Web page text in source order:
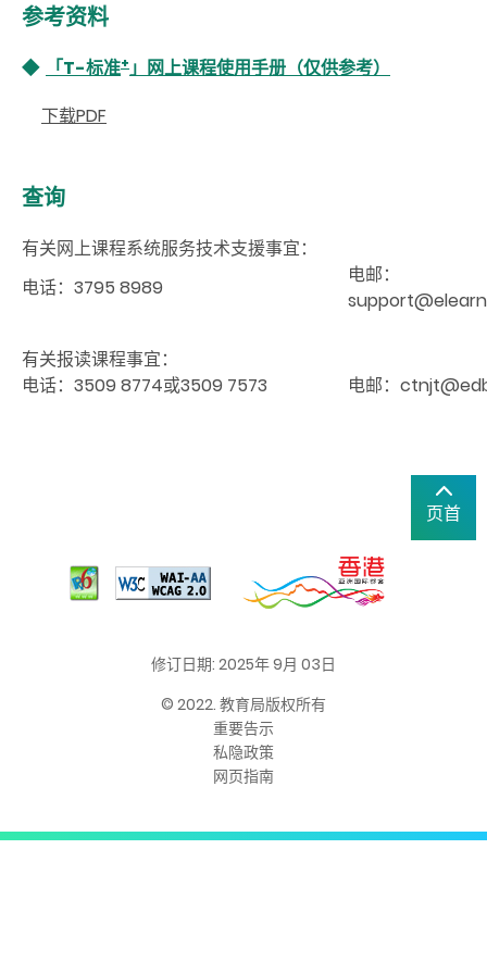
参考资料
◆ 「T-标准+」网上课程使用手册（仅供参考）
下载PDF
查询
有关网上课程系统服务技术支援事宜：
电话：3795 8989
电邮：
有关报读课程事宜：
电话：3509 8774或3509 7573
电邮：
页首
修订日期: 2025年 9月 03日
© 2022. 教育局版权所有
重要告示
私隐政策
网页指南